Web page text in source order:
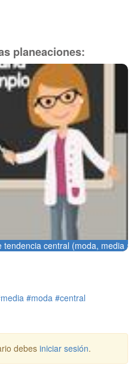
planeaciones:
central (moda, media
#moda #central
debes iniciar sesión.